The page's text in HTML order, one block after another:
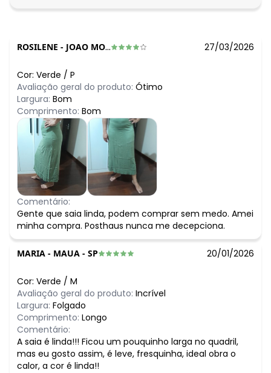
ROSILENE - JOAO MONLEVADE - MG 27/03/2026
Cor: Verde / P
Avaliação geral do produto: Ótimo
Largura: Bom
Comprimento: Bom
Comentário:
Gente que saia linda, podem comprar sem medo. Amei
minha compra. Posthaus nunca me decepciona.
MARIA - MAUA - SP 20/01/2026
Cor: Verde / M
Avaliação geral do produto: Incrível
Largura: Folgado
Comprimento: Longo
Comentário:
A saia é linda!!! Ficou um pouquinho larga no quadril,
mas eu gosto assim, é leve, fresquinha, ideal obra o
calor, a cor é linda!!